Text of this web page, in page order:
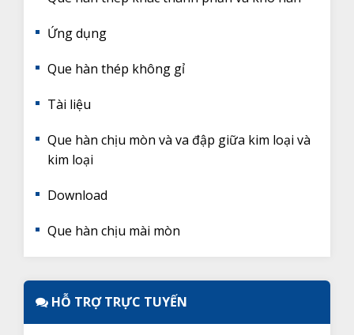
Ứng dụng
Que hàn thép không gỉ
Tài liệu
Que hàn chịu mòn và va đập giữa kim loại và
kim loại
Download
Que hàn chịu mài mòn
HỖ TRỢ TRỰC TUYẾN